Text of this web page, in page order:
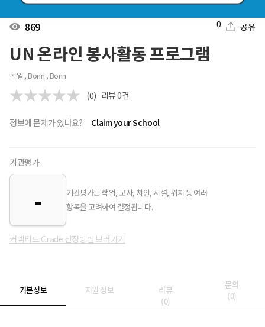
869 0 공유
UN 온라인 봉사활동 프로그램
독일 , Bonn , Bonn
(0) 리뷰0건
정보에 문제가 있나요? Claim your School
기관평가
-
기관평가는 학업, 교사, 치안, 시설, 위치 등 여러
항목을 고려하여 결정됩니다.
커넥티드 Grade 산정방법 보러가기
기본정보 지원 정보
리뷰
(0)
문의
(0)